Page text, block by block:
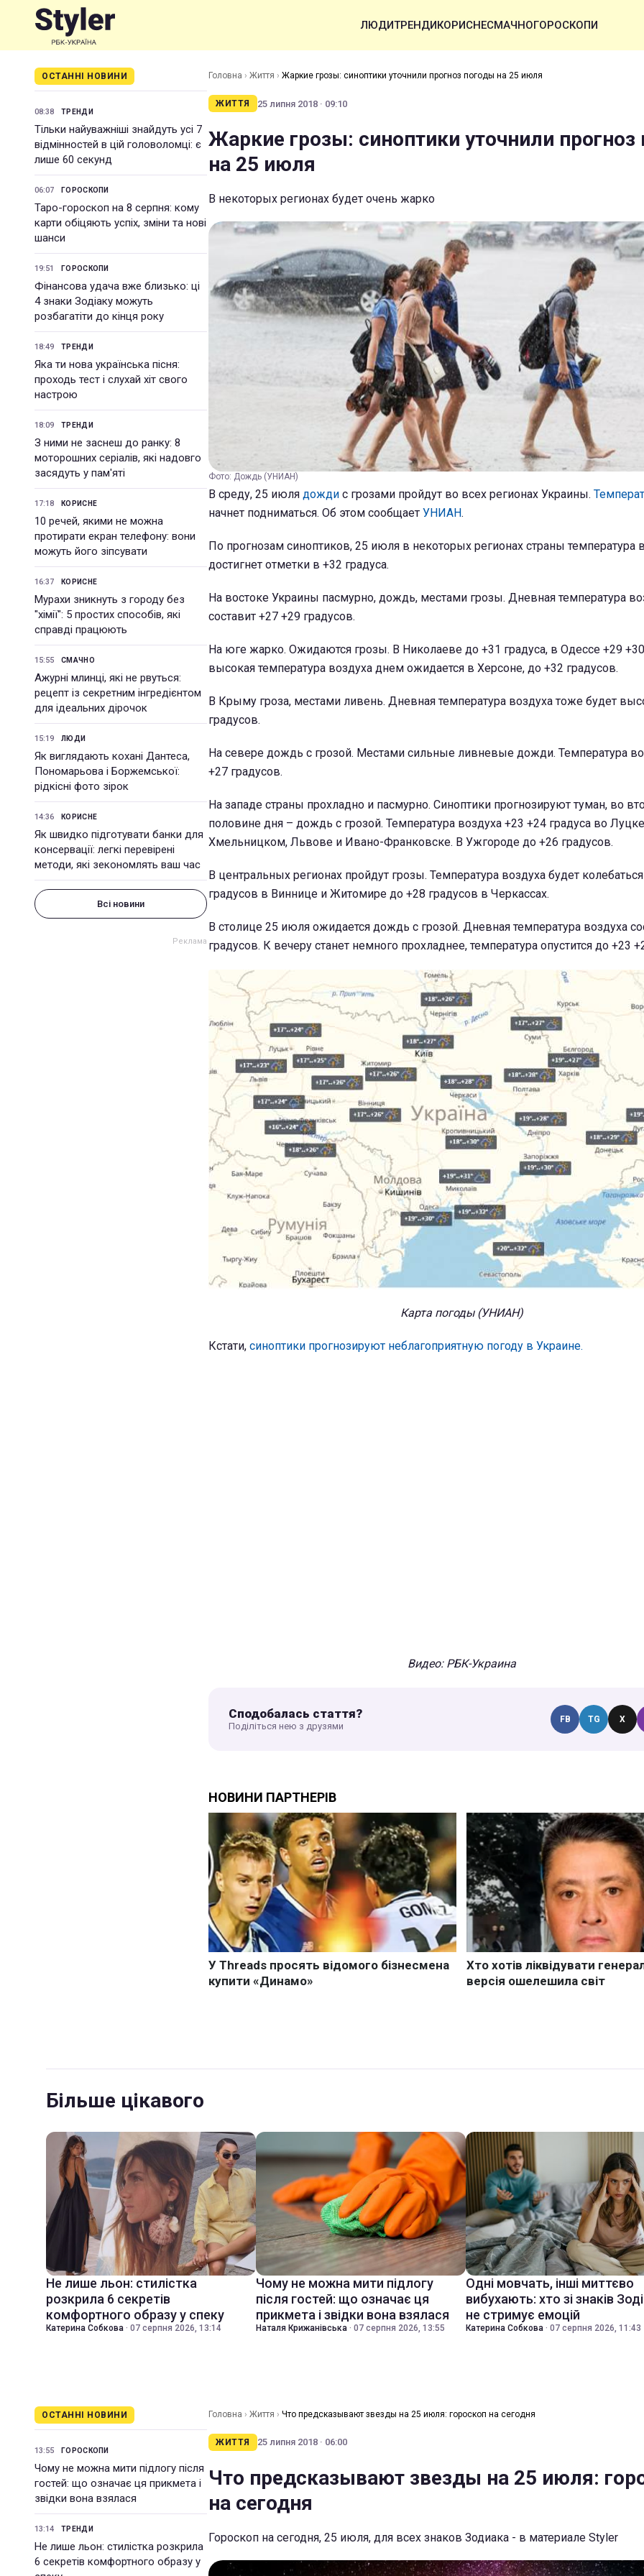
ЛЮДИТРЕНДИКОРИСНЕСМАЧНОГОРОСКОПИ
ОСТАННІ НОВИНИ
08:38 ТРЕНДИ
Тільки найуважніші знайдуть усі 7
відмінностей в цій головоломці: є
лише 60 секунд
06:07 ГОРОСКОПИ
Таро-гороскоп на 8 серпня: кому
карти обіцяють успіх, зміни та нові
шанси
19:51 ГОРОСКОПИ
Фінансова удача вже близько: ці
4 знаки Зодіаку можуть
розбагатіти до кінця року
18:49 ТРЕНДИ
Яка ти нова українська пісня:
проходь тест і слухай хіт свого
настрою
18:09 ТРЕНДИ
З ними не заснеш до ранку: 8
моторошних серіалів, які надовго
засядуть у пам'яті
17:18 КОРИСНЕ
10 речей, якими не можна
протирати екран телефону: вони
можуть його зіпсувати
16:37 КОРИСНЕ
Мурахи зникнуть з городу без
"хімії": 5 простих способів, які
справді працюють
15:55 СМАЧНО
Ажурні млинці, які не рвуться:
рецепт із секретним інгредієнтом
для ідеальних дірочок
15:19 ЛЮДИ
Як виглядають кохані Дантеса,
Пономарьова і Боржемської:
рідкісні фото зірок
14:36 КОРИСНЕ
Як швидко підготувати банки для
консервації: легкі перевірені
методи, які зекономлять ваш час
Всі новини
Головна › Життя › Жаркие грозы: синоптики уточнили прогноз погоды на 25 июля
ЖИТТЯ 25 липня 2018 · 09:10
Жаркие грозы: синоптики уточнили прогноз
на 25 июля
В некоторых регионах будет очень жарко
Фото: Дождь (УНИАН)
В среду, 25 июля дожди с грозами пройдут во всех регионах Украины.
начнет подниматься. Об этом сообщает УНИАН.
По прогнозам синоптиков, 25 июля в некоторых регионах страны температура
достигнет отметки в +32 градуса.
На востоке Украины пасмурно, дождь, местами грозы. Дневная температура
составит +27 +29 градусов.
На юге жарко. Ожидаются грозы. В Николаеве до +31 градуса, в Одессе +29
высокая температура воздуха днем ожидается в Херсоне, до +32 градусов.
В Крыму гроза, местами ливень. Дневная температура воздуха тоже будет
градусов.
На севере дождь с грозой. Местами сильные ливневые дожди. Температура
+27 градусов.
На западе страны прохладно и пасмурно. Синоптики прогнозируют туман, во
половине дня – дождь с грозой. Температура воздуха +23 +24 градуса во
Хмельницком, Львове и Ивано-Франковске. В Ужгороде до +26 градусов.
В центральных регионах пройдут грозы. Температура воздуха будет
градусов в Виннице и Житомире до +28 градусов в Черкассах.
В столице 25 июля ожидается дождь с грозой. Дневная температура воздуха
градусов. К вечеру станет немного прохладнее, температура опустится до +23
Карта погоды (УНИАН)
Кстати, синоптики прогнозируют неблагоприятную погоду в Украине.
Видео: РБК-Украина
Сподобалась стаття?
Поділіться нею з друзями
FB TG X
Більше цікавого
Не лише льон: стилістка
розкрила 6 секретів
комфортного образу у спеку
Катерина Собкова · 07 серпня 2026, 13:14
Чому не можна мити підлогу
після гостей: що означає ця
прикмета і звідки вона взялася
Наталя Крижанівська · 07 серпня 2026, 13:55
Одні мовчать, інші миттєво
вибухають: хто зі знаків
не стримує емоцій
Катерина Собкова · 07 серпня 2026, 11:43
ОСТАННІ НОВИНИ
13:55 ГОРОСКОПИ
Чому не можна мити підлогу після
гостей: що означає ця прикмета і
звідки вона взялася
13:14 ТРЕНДИ
Не лише льон: стилістка розкрила
6 секретів комфортного образу у
Головна › Життя › Что предсказывают звезды на 25 июля: гороскоп на сегодня
ЖИТТЯ 25 липня 2018 · 06:00
Что предсказывают звезды на 25 июля:
на сегодня
Гороскоп на сегодня, 25 июля, для всех знаков Зодиака - в материале Styler